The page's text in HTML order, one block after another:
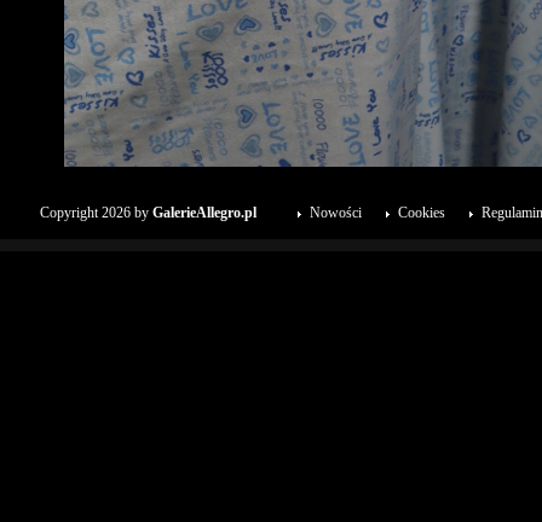
Copyright 2026 by GalerieAllegro.pl Regulamin
Cookies
Nowości